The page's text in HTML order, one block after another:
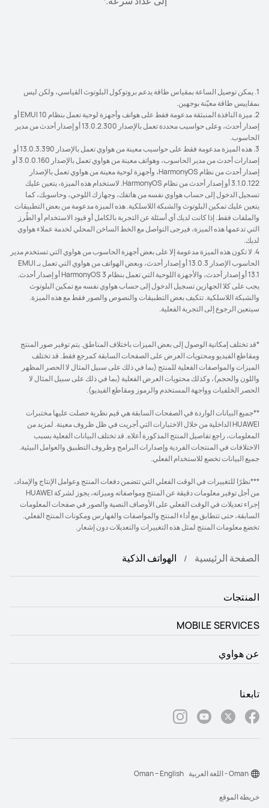
1. يمكن توصيل الساعة بمقياس طاقة يدعم بروتوكول البلوتوث القياسي، ولكن ليس
بمقاييس طاقة معيّنة بوجهين.
2. ميزة النافذة المنبثقة مدعومة فقط على هواتف وأجهزة لوحية تعمل بنظام EMUI 10 أو
إصدار أحدث، وعلى حواسيب محددة تعمل بالإصدار 13.0.2.300 أو إصدار أحدث من مدير
الحاسوب.
3. هذه الميزة مدعومة فقط على حواسيب معينة من هواوي تعمل بالإصدار 13.0.3.390 أو
إصدارات أحدث من مدير الحاسوب، وهواتف معينة من هواوي تعمل بالإصدار 3.0.0.160 أو
إصدار أحدث من نظام HarmonyOS، وأجهزة لوحية معينة من هواوي تعمل بالإصدار
3.1.0.122 أو إصدار أحدث من نظام HarmonyOS. لاستخدام هذه الميزة، يتعين عليك
تسجيل الدخول إلى حساب هواوي نفسه من هاتفك، وجهازك اللوحي، وحاسوبك، كما
يتعين عليك تمكين البلوتوث والشبكة اللاسلكية. هذه الميزة مدعومة من بعض التطبيقات
والملفات فقط. إذا كانت لديك أي أسئلة عن التجربة بالكامل أو قيود الاستخدام أو الطُرز
التي تدعمها هذه الميزة، فيرجى التواصل مع الخط الساخن المحلي لخدمة عملاء هواوي
لديك.
4. لا تكون هذه الميزة مدعومة إلا على بعض أجهزة الحاسوب من هواوي التي تستخدم مدير
الحاسوب الإصدار 13.0.3 أو إصدار أحدث، وبعض الهواتف من هواوي التي تعمل بـ EMUI
13.1 أو إصدار أحدث، والأجهزة اللوحية التي تعمل بنظام HarmonyOS 3 أو إصدار أحدث.
يجب على كلا الجهازين تسجيل الدخول إلى حساب هواوي نفسه مع تمكين البلوتوث
والشبكة اللاسلكية. تتكيف بعض التطبيقات والنصوص والصور فقط مع هذه الميزة.
سيتعين الرجوع إلى التجربة الفعلية.
*قد تختلف إمكانية الوصول إلى بعض الميزات باختلاف المناطق. يتم توفير صور المنتج
ومقاطع الفيديو ومحتويات العرض على الصفحات السابقة كمرجع فقط. قد تختلف
الميزات والمواصفات الفعلية للمنتج (بما في ذلك على سبيل المثال لا الحصر المظهر
واللون والحجم)، وكذلك محتويات العرض الفعلية (بما في ذلك على سبيل المثال لا
الحصر الخلفيات وواجهة المستخدم والرموز ومقاطع الفيديو).
**جميع البيانات الواردة في الصفحات السابقة هي قيم نظرية حصلت عليها مختبرات
HUAWEI الداخلية من خلال الاختبارات التي أجريت في ظل ظروف معينة. لمزيد من
المعلومات، راجع تفاصيل المنتج المذكورة أعلاه. قد تختلف البيانات الفعلية بسبب
الاختلافات في المنتجات الفردية وإصدارات البرامج وظروف التطبيق والعوامل البيئية.
جميع البيانات تخضع للاستخدام الفعلي.
***نظرًا للتغييرات في الوقت الفعلي التي تتضمن دفعات المنتج وعوامل الإنتاج والإمداد،
من أجل توفير معلومات دقيقة عن المنتج ومواصفاته وميزاته، يجوز لشركة HUAWEI
إجراء تعديلات في الوقت الفعلي على الأوصاف النصية والصور في صفحات المعلومات
السابقة، حتى تتطابق مع أداء المنتج والمواصفات والفهارس ومكونات المنتج الفعلي.
تخضع معلومات المنتج لمثل هذه التغييرات والتعديلات دون إشعار.
الصفحة الرئيسية الهواتف الذكية
المنتجات
MOBILE SERVICES
عن هواوي
تابعنا
خريطة الموقع
Oman - اللغة العربية Oman – English